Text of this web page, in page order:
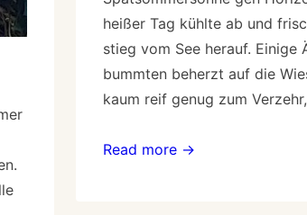
heißer Tag kühlte ab und
stieg vom See herauf. Einige
bummten beherzt auf die
kaum reif genug zum
Read more →